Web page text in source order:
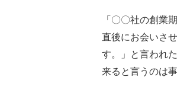
「〇〇社の創業
直後にお会いさ
す。」と言われ
来ると言うのは